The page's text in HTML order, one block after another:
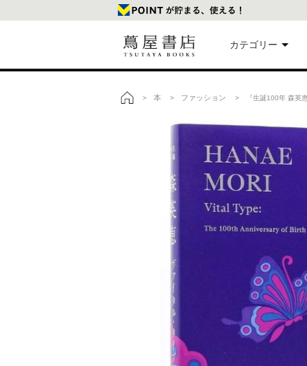
カテゴリー
美
雑
> 本 > ファッション > 『生誕100年 森英恵